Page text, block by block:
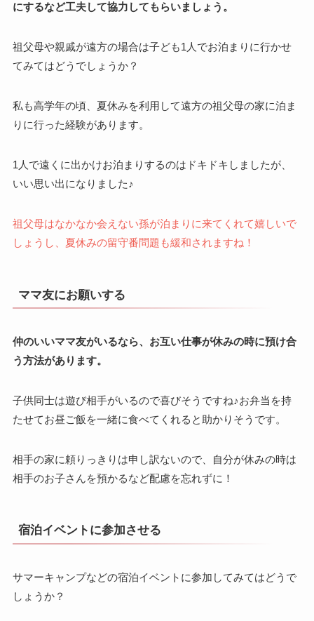
にするなど工夫して協力してもらいましょう。
祖父母や親戚が遠方の場合は子ども1人でお泊まりに行かせ
てみてはどうでしょうか？
私も高学年の頃、夏休みを利用して遠方の祖父母の家に泊ま
りに行った経験があります。
1人で遠くに出かけお泊まりするのはドキドキしましたが、
いい思い出になりました♪
祖父母はなかなか会えない孫が泊まりに来てくれて嬉しいで
しょうし、夏休みの留守番問題も緩和されますね！
ママ友にお願いする
仲のいいママ友がいるなら、お互い仕事が休みの時に預け合
う方法があります。
子供同士は遊び相手がいるので喜びそうですね♪お弁当を持
たせてお昼ご飯を一緒に食べてくれると助かりそうです。
相手の家に頼りっきりは申し訳ないので、自分が休みの時は
相手のお子さんを預かるなど配慮を忘れずに！
宿泊イベントに参加させる
サマーキャンプなどの宿泊イベントに参加してみてはどうで
しょうか？